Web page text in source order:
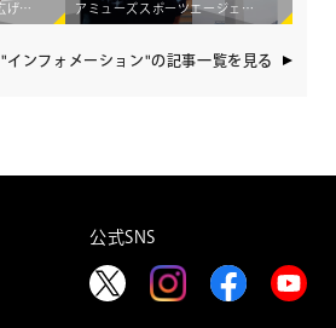
"子どもの将来の可能性を広げたい"2人の新入社員の想いから生まれた 食事×エンタメ体験支援企画「engawa 夏のワークショップ2026」開催！ アミューズスポーツエージェンシーが、ランニングを起点としたカルチャークリエイティブプロダクション"Running Observatory"をローンチ
"インフォメーション"の記事一覧を見る
公式SNS